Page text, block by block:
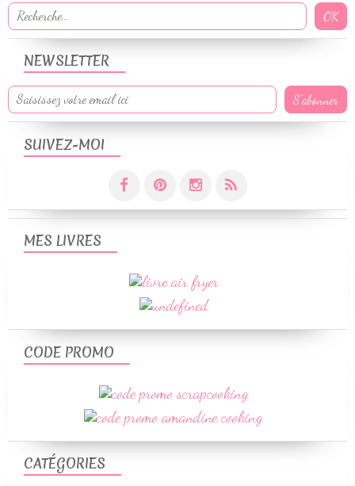
NEWSLETTER
SUIVEZ-MOI
CATÉGORIES
MES LIVRES
CODE PROMO